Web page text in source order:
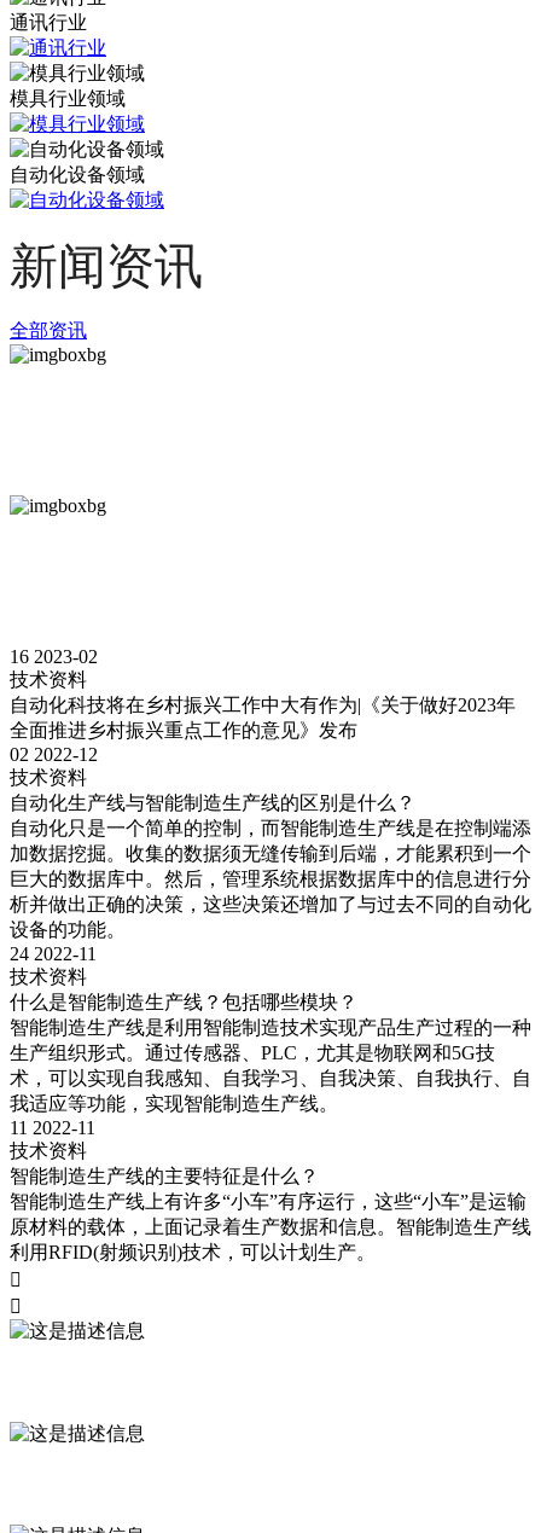
通讯行业
模具行业领域
自动化设备领域
新闻资讯
全部资讯
16 2023-02
技术资料
自动化科技将在乡村振兴工作中大有作为|《关于做好2023年
全面推进乡村振兴重点工作的意见》发布
02 2022-12
技术资料
自动化生产线与智能制造生产线的区别是什么？
自动化只是一个简单的控制，而智能制造生产线是在控制端添
加数据挖掘。收集的数据须无缝传输到后端，才能累积到一个
巨大的数据库中。然后，管理系统根据数据库中的信息进行分
析并做出正确的决策，这些决策还增加了与过去不同的自动化
设备的功能。
24 2022-11
技术资料
什么是智能制造生产线？包括哪些模块？
智能制造生产线是利用智能制造技术实现产品生产过程的一种
生产组织形式。通过传感器、PLC，尤其是物联网和5G技
术，可以实现自我感知、自我学习、自我决策、自我执行、自
我适应等功能，实现智能制造生产线。
11 2022-11
技术资料
智能制造生产线的主要特征是什么？
智能制造生产线上有许多“小车”有序运行，这些“小车”是运输
原材料的载体，上面记录着生产数据和信息。智能制造生产线
利用RFID(射频识别)技术，可以计划生产。

